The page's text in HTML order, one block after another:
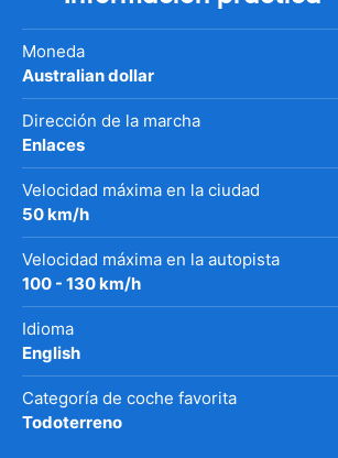
Moneda
Australian dollar
Dirección de la marcha
Enlaces
Velocidad máxima en la ciudad
50 km/h
Velocidad máxima en la autopista
100 - 130 km/h
Idioma
English
Categoría de coche favorita
Todoterreno